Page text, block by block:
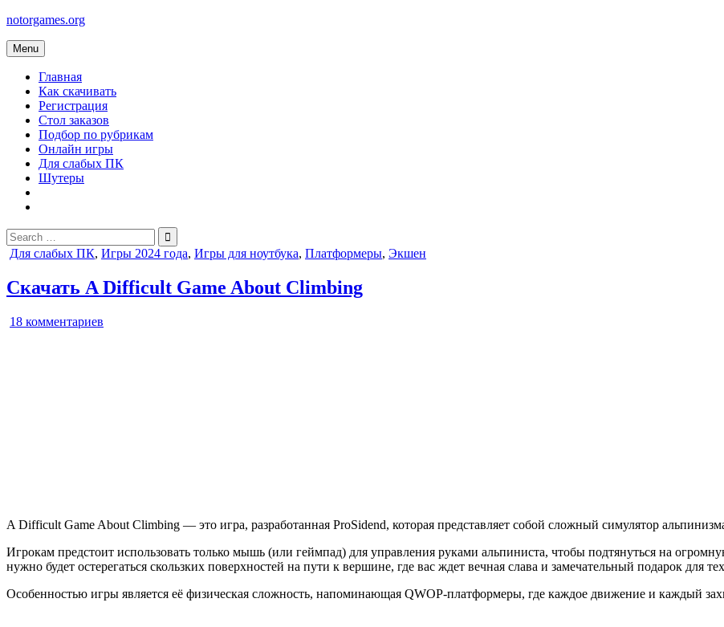
Skip
content
notorgames.org
Menu
Главная
Как скачивать
Регистрация
Стол заказов
Подбор по рубрикам
Онлайн игры
Для слабых ПК
Шутеры
Search
for:
Posted
Для слабых ПК, Игры 2024 года, Игры для ноутбука, Платформеры, Экшен
Скачать A Difficult Game About Climbing
18 комментариев
A Difficult Game About Climbing — это игра, разработанная ProSidend, которая представляет собой сложный симулятор
Игрокам предстоит использовать только мышь (или геймпад) для управления руками альпиниста, чтобы подтянуться на
нужно будет остерегаться скользких поверхностей на пути к вершине, где вас ждет вечная слава и замечательный подарок для
Особенностью игры является её физическая сложность, напоминающая QWOP-платформеры, где каждое движение и каждый